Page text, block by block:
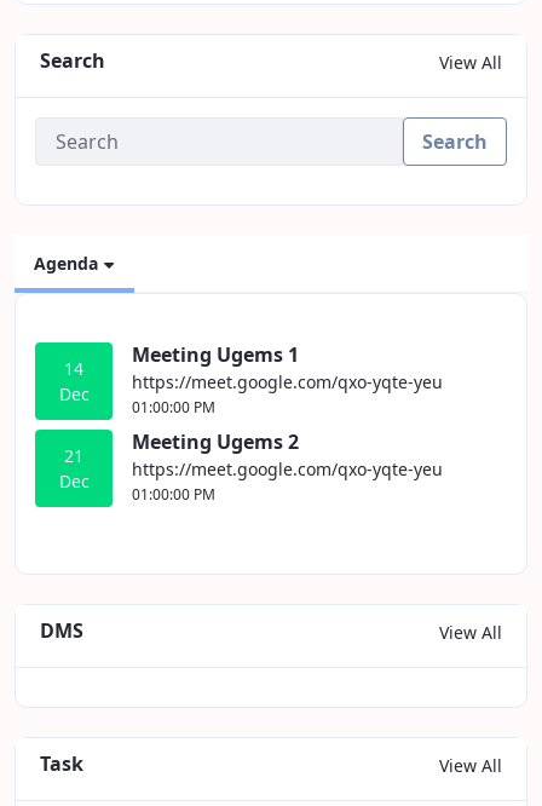
Search View All
Search
Agenda
14
Dec
Meeting Ugems 1
https://meet.google.com/qxo-yqte-yeu
01:00:00 PM
21
Dec
Meeting Ugems 2
https://meet.google.com/qxo-yqte-yeu
01:00:00 PM
DMS View All
Task View All